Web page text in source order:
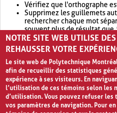
Vérifiez que l'orthographe
Supprimez les guillemets
rechercher chaque mot
souvent plus de résultat que
Envisagez d'élargir votre
retournera souvent plus de
NOTRE SITE WEB UTILISE
REHAUSSER VOTRE
Le site web de Polytechnique
afin de recueillir des statistiques
expérience à ses visiteurs. En
l’utilisation de ces témoins selon les
d’utilisation. Vous pouvez refuser
vos paramètres de navigation. Pour